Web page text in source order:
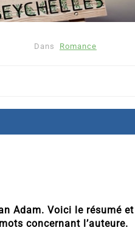
Dans Romance
Adam. Voici le résumé
concernant l’auteure.
Dans
Le